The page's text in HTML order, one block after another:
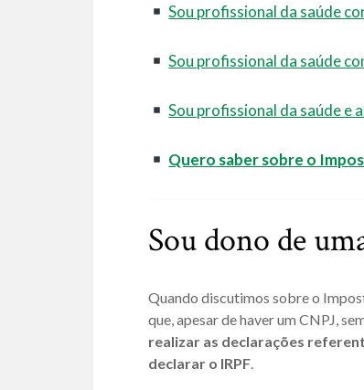
Sou profissional da saúde
Sou profissional da saúde
Sou profissional da saúde e
Quero saber sobre o
Sou dono de
Quando discutimos sobre o
que, apesar de haver um CNPJ,
realizar as declarações
declarar o IRPF.